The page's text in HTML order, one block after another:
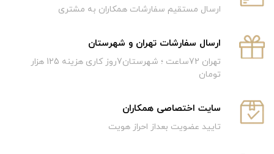
ارسال مستقیم سفارشات همکاران به مشتری
ارسال سفارشات تهران و شهرستان
تهران 72ساعت ؛ شهرستان7روز کاری هزینه 125 هزار
تومان
سایت اختصاصی همکاران
تایید عضویت بعداز احراز هویت